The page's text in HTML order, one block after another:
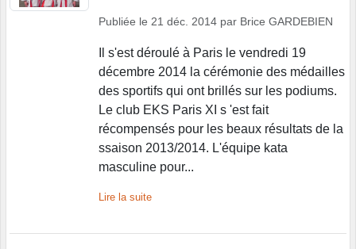
Publiée le 21 déc. 2014 par Brice GARDEBIEN
Il s'est déroulé à Paris le vendredi 19
décembre 2014 la cérémonie des médailles
des sportifs qui ont brillés sur les podiums.
Le club EKS Paris XI s 'est fait
récompensés pour les beaux résultats de la
ssaison 2013/2014. L'équipe kata
masculine pour...
Lire la suite